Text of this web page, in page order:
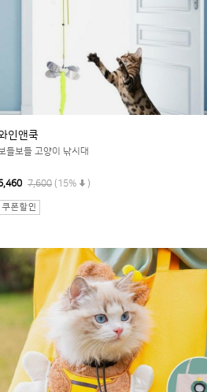
인앤쿡
들보들 고양이 낚시대
7,600 (15% )